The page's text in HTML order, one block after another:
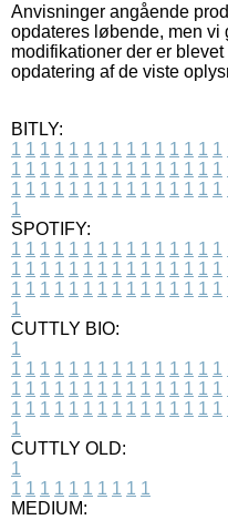
Anvisninger angående
opdateres løbende, men vi
modifikationer der er
opdatering af de viste
BITLY:
1 1 1 1 1 1 1 1 1 1 1 1 1 1 1
1 1 1 1 1 1 1 1 1 1 1 1 1 1 1
1 1 1 1 1 1 1 1 1 1 1 1 1 1 1
1
SPOTIFY:
1 1 1 1 1 1 1 1 1 1 1 1 1 1 1
1 1 1 1 1 1 1 1 1 1 1 1 1 1 1
1 1 1 1 1 1 1 1 1 1 1 1 1 1 1
1
CUTTLY BIO:
1
1 1 1 1 1 1 1 1 1 1 1 1 1 1 1
1 1 1 1 1 1 1 1 1 1 1 1 1 1 1
1 1 1 1 1 1 1 1 1 1 1 1 1 1 1
1
CUTTLY OLD:
1
1 1 1 1 1 1 1 1 1 1
MEDIUM: